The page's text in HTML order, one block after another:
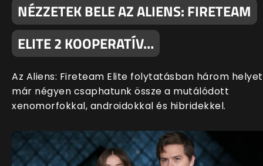
NÉZZETEK BELE AZ ALIENS: FIRETEAM
ELITE 2 KOOPERATÍV…
Az Aliens: Fireteam Elite folytatásban három
már négyen csaphatunk össze a mutálódott
xenomorfokkal, androidokkal és hibridekkel.